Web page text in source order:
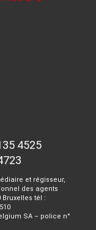
4525
et régisseur,
des agents
tél :
SA – police n°